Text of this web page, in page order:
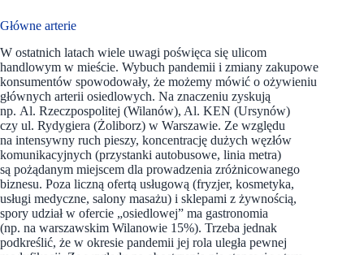
Główne arterie
W ostatnich latach wiele uwagi poświęca się ulicom
handlowym w mieście. Wybuch pandemii i zmiany zakupowe
konsumentów spowodowały, że możemy mówić o ożywieniu
głównych arterii osiedlowych. Na znaczeniu zyskują
np. Al. Rzeczpospolitej (Wilanów), Al. KEN (Ursynów)
czy ul. Rydygiera (Żoliborz) w Warszawie. Ze względu
na intensywny ruch pieszy, koncentrację dużych węzłów
komunikacyjnych (przystanki autobusowe, linia metra)
są pożądanym miejscem dla prowadzenia zróżnicowanego
biznesu. Poza liczną ofertą usługową (fryzjer, kosmetyka,
usługi medyczne, salony masażu) i sklepami z żywnością,
spory udział w ofercie „osiedlowej” ma gastronomia
(np. na warszawskim Wilanowie 15%). Trzeba jednak
podkreślić, że w okresie pandemii jej rola uległa pewnej